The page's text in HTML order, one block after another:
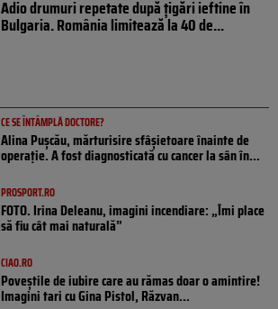
Adio drumuri repetate după țigări ieftine în
Bulgaria. România limitează la 40 de...
CE SE ÎNTÂMPLĂ DOCTORE?
Alina Pușcău, mărturisire sfâșietoare înainte de
operație. A fost diagnosticată cu cancer la sân în...
PROSPORT.RO
FOTO. Irina Deleanu, imagini incendiare: „Îmi place
să fiu cât mai naturală”
CIAO.RO
Poveştile de iubire care au rămas doar o amintire!
Imagini tari cu Gina Pistol, Răzvan...